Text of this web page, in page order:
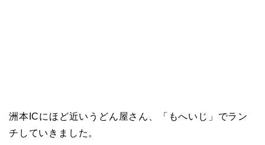
洲本ICにほど近いうどん屋さん、「もへいじ」でラン
チしていきました。